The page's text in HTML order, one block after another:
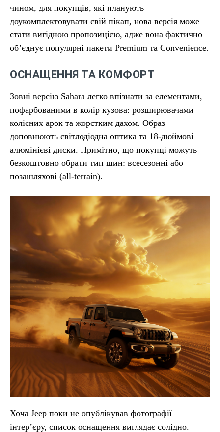
чином, для покупців, які планують
доукомплектовувати свій пікап, нова версія може
стати вигідною пропозицією, адже вона фактично
об’єднує популярні пакети Premium та Convenience.
ОСНАЩЕННЯ ТА КОМФОРТ
Зовні версію Sahara легко впізнати за елементами,
пофарбованими в колір кузова: розширювачами
колісних арок та жорстким дахом. Образ
доповнюють світлодіодна оптика та 18-дюймові
алюмінієві диски. Примітно, що покупці можуть
безкоштовно обрати тип шин: всесезонні або
позашляхові (all-terrain).
Хоча Jeep поки не опублікував фотографії
інтер’єру, список оснащення виглядає солідно.